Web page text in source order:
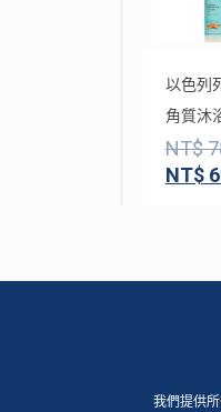
以色列
角質沐
NT$
NT$
我們提供